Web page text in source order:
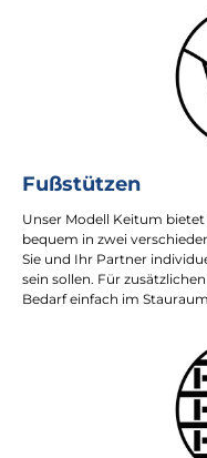
Fußstützen
Unser Modell Keitum
bequem in zwei
Sie und Ihr Partner
sein sollen. Für
Bedarf einfach im